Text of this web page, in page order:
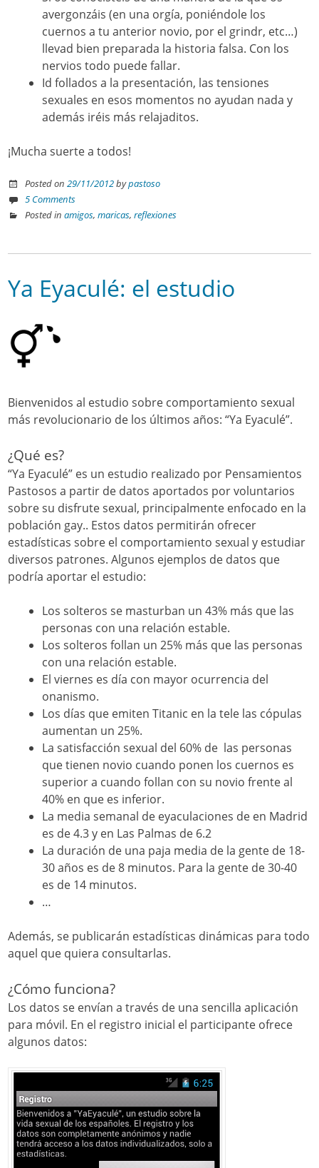
avergonzáis (en una orgía, poniéndole los
cuernos a tu anterior novio, por el grindr, etc…)
llevad bien preparada la historia falsa. Con los
nervios todo puede fallar.
Id follados a la presentación, las tensiones
sexuales en esos momentos no ayudan nada y
además iréis más relajaditos.
¡Mucha suerte a todos!
Posted on29/11/2012bypastoso
5 Comments
Posted inamigos,maricas,reflexiones
Ya Eyaculé: el estudio
Bienvenidos al estudio sobre comportamiento sexual
más revolucionario de los últimos años: “Ya Eyaculé”.
¿Qué es?
“Ya Eyaculé” es un estudio realizado por Pensamientos
Pastosos a partir de datos aportados por voluntarios
sobre su disfrute sexual, principalmente enfocado en la
población gay.. Estos datos permitirán ofrecer
estadísticas sobre el comportamiento sexual y estudiar
diversos patrones. Algunos ejemplos de datos que
podría aportar el estudio:
Los solteros se masturban un 43% más que las
personas con una relación estable.
Los solteros follan un 25% más que las personas
con una relación estable.
El viernes es día con mayor ocurrencia del
onanismo.
Los días que emiten Titanic en la tele las cópulas
aumentan un 25%.
La satisfacción sexual del 60% de las personas
que tienen novio cuando ponen los cuernos es
superior a cuando follan con su novio frente al
40% en que es inferior.
La media semanal de eyaculaciones de en Madrid
es de 4.3 y en Las Palmas de 6.2
La duración de una paja media de la gente de 18-
30 años es de 8 minutos. Para la gente de 30-40
es de 14 minutos.
…
Además, se publicarán estadísticas dinámicas para todo
aquel que quiera consultarlas.
¿Cómo funciona?
Los datos se envían a través de una sencilla aplicación
para móvil. En el registro inicial el participante ofrece
algunos datos: